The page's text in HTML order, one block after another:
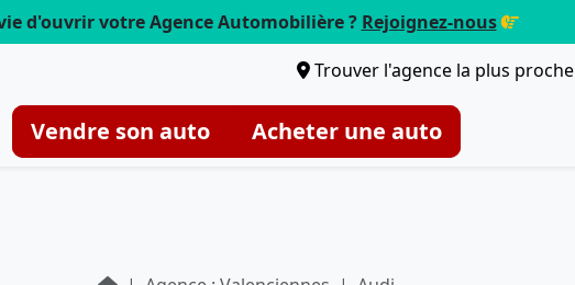
d'ouvrir votre Agence Automobilière ? Rejoignez-nous
Trouver l'agence la plus proche
Vendre son auto Acheter une auto